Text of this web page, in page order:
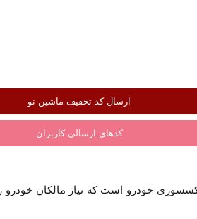
ارسال کد تخفیف ماشین نو
کدهای ارسالی کاربران
خودرو است که نیاز مالکان